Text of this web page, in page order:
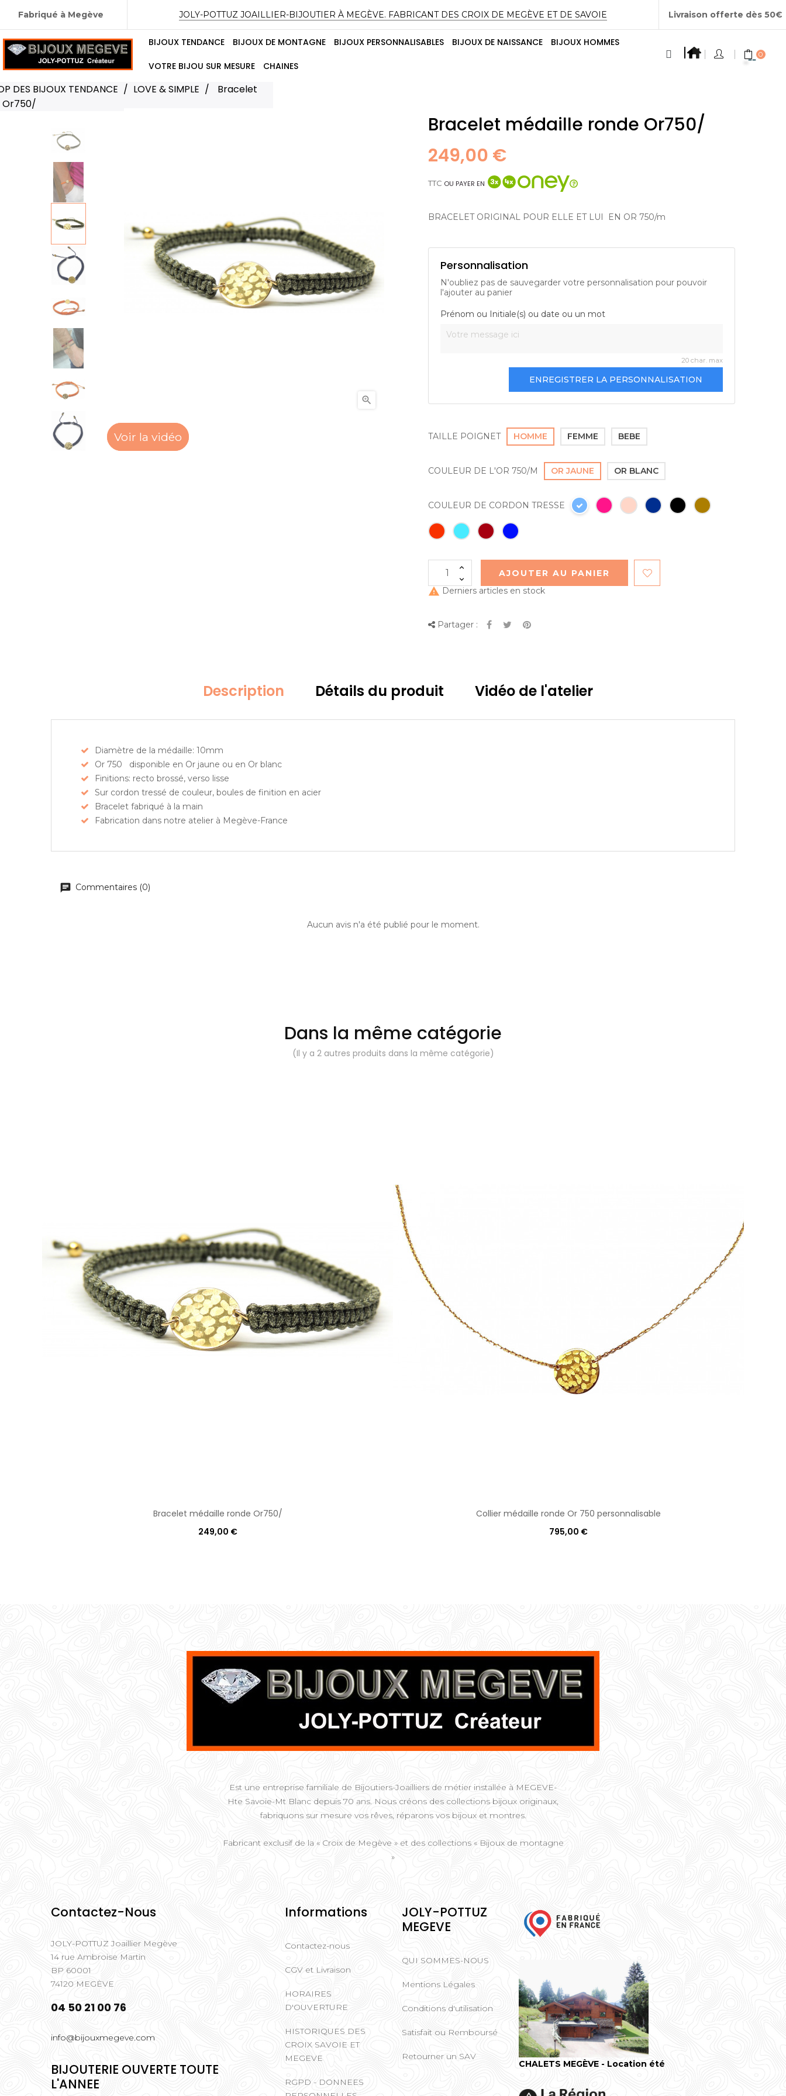
Fabriqué à Megève JOLY-POTTUZ JOAILLIER-BIJOUTIER À MEGÈVE. FABRICANT DES CROIX DE MEGÈVE ET DE SAVOIE Livraison offerte dès 50€
BIJOUX TENDANCE BIJOUX DE MONTAGNE BIJOUX PERSONNALISABLES BIJOUX DE NAISSANCE BIJOUX HOMMES
VOTRE BIJOU SUR MESURE CHAINES
0
DES BIJOUX TENDANCE LOVE & SIMPLE
Bracelet
Or750/

Voir la vidéo
Bracelet médaille ronde Or750/
249,00 €
TTC OU PAYER EN
BRACELET ORIGINAL POUR ELLE ET LUI EN OR 750/m
Personnalisation
N'oubliez pas de sauvegarder votre personnalisation pour pouvoir
l'ajouter au panier
Prénom ou Initiale(s) ou date ou un mot
20 char. max
ENREGISTRER LA PERSONNALISATION
TAILLE POIGNET HOMME FEMME BEBE
COULEUR DE L'OR 750/M OR JAUNE OR BLANC
COULEUR DE CORDON TRESSE
AJOUTER AU PANIER
 Derniers articles en stock
Partager :
Description Détails du produit Vidéo de l'atelier
Diamètre de la médaille: 10mm
Or 750 disponible en Or jaune ou en Or blanc
Finitions: recto brossé, verso lisse
Sur cordon tressé de couleur, boules de finition en acier
Bracelet fabriqué à la main
Fabrication dans notre atelier à Megève-France
Commentaires (0)
Aucun avis n'a été publié pour le moment.
Dans la même catégorie
(Il y a 2 autres produits dans la même catégorie)
Bracelet médaille ronde Or750/
249,00 €
Collier médaille ronde Or 750 personnalisable
795,00 €
Est une entreprise familiale de Bijoutiers-Joailliers de métier installée à MEGEVE-
Hte Savoie-Mt Blanc depuis 70 ans. Nous créons des collections bijoux originaux,
fabriquons sur mesure vos rêves, réparons vos bijoux et montres.
Fabricant exclusif de la « Croix de Megève » et des collections « Bijoux de montagne
»
Contactez-Nous
JOLY-POTTUZ Joaillier Megève
14 rue Ambroise Martin
BP 60001
74120 MEGÈVE
04 50 21 00 76
info@bijouxmegeve.com
BIJOUTERIE OUVERTE TOUTE
L'ANNEE
Informations
Contactez-nous
CGV et Livraison
HORAIRES
D'OUVERTURE
HISTORIQUES DES
CROIX SAVOIE ET
MEGEVE
RGPD - DONNEES
JOLY-POTTUZ
MEGEVE
QUI SOMMES-NOUS
Mentions Légales
Conditions d'utilisation
Satisfait ou Remboursé
Retourner un SAV
CHALETS MEGÈVE - Location été